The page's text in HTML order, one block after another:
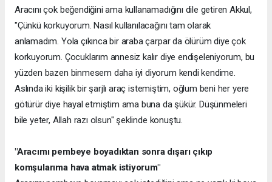
Aracını çok beğendiğini ama kullanamadığını dile getiren Akkul,
"Çünkü korkuyorum. Nasıl kullanılacağını tam olarak
anlamadım. Yola çıkınca bir araba çarpar da ölürüm diye çok
korkuyorum. Çocuklarım annesiz kalır diye endişeleniyorum, bu
yüzden bazen binmesem daha iyi diyorum kendi kendime.
Aslında iki kişilik bir şarjlı araç istemiştim, oğlum beni her yere
götürür diye hayal etmiştim ama buna da şükür. Düşünmeleri
bile yeter, Allah razı olsun" şeklinde konuştu.
"Aracımı pembeye boyadıktan sonra dışarı çıkıp
komşularıma hava atmak istiyorum"